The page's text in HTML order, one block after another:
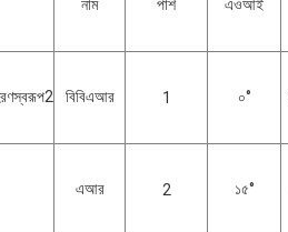
নাম পাশ এওআই
বিবিএআর 1 ০°
এআর 2 ১৫°